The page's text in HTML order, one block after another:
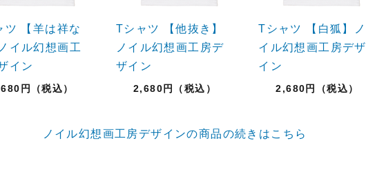
ツ 【羊は祥な
イル幻想画工
イン
円（税込）
Tシャツ 【他抜き】
ノイル幻想画工房デ
ザイン
2,680円（税込）
Tシャツ 【白狐】ノ
イル幻想画工房デザ
イン
2,680円（税込）
ノイル幻想画工房デザインの商品の続きはこちら